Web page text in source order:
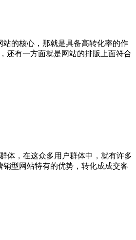
的核心，那就是具备高转化率的作
还有一方面就是网站的排版上面符合
体，在这众多用户群体中，就有许多
型网站特有的优势，转化成成交客